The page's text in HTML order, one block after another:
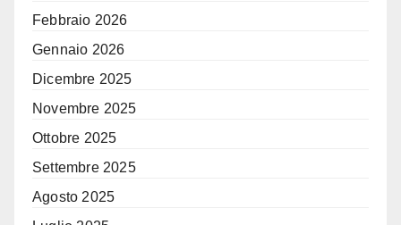
Febbraio 2026
Gennaio 2026
Dicembre 2025
Novembre 2025
Ottobre 2025
Settembre 2025
Agosto 2025